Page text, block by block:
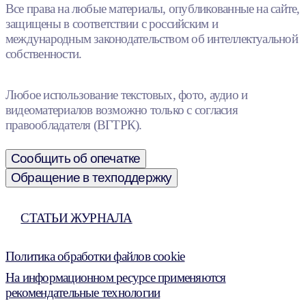
Все права на любые материалы, опубликованные на сайте,
защищены в соответствии с российским и
международным законодательством об интеллектуальной
собственности.
Любое использование текстовых, фото, аудио и
видеоматериалов возможно только с согласия
правообладателя (ВГТРК).
Сообщить об опечатке
Обращение в техподдержку
СТАТЬИ ЖУРНАЛА
Политика обработки файлов cookie
На информационном ресурсе применяются
рекомендательные технологии